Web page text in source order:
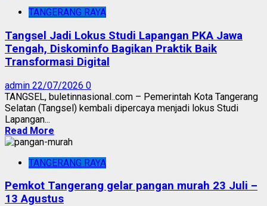
TANGERANG RAYA
Tangsel Jadi Lokus Studi Lapangan PKA Jawa
Tengah, Diskominfo Bagikan Praktik Baik
Transformasi Digital
admin 22/07/2026 0
TANGSEL, buletinnasional..com – Pemerintah Kota Tangerang
Selatan (Tangsel) kembali dipercaya menjadi lokus Studi
Lapangan...
Read More
TANGERANG RAYA
Pemkot Tangerang gelar pangan murah 23 Juli –
13 Agustus